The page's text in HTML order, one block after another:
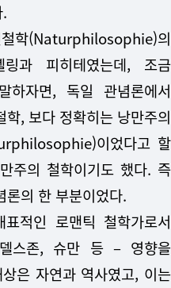
학(Naturphilosophie)의
과 피히테였는데, 조금
하자면, 독일 관념론에서
, 보다 정확히는 낭만주의
이었다고 할
주의 철학이기도 했다. 즉
론의 한 부분이었다.
적인 로맨틱 철학가로서
스존, 슈만 등 – 영향을
은 자연과 역사였고, 이는